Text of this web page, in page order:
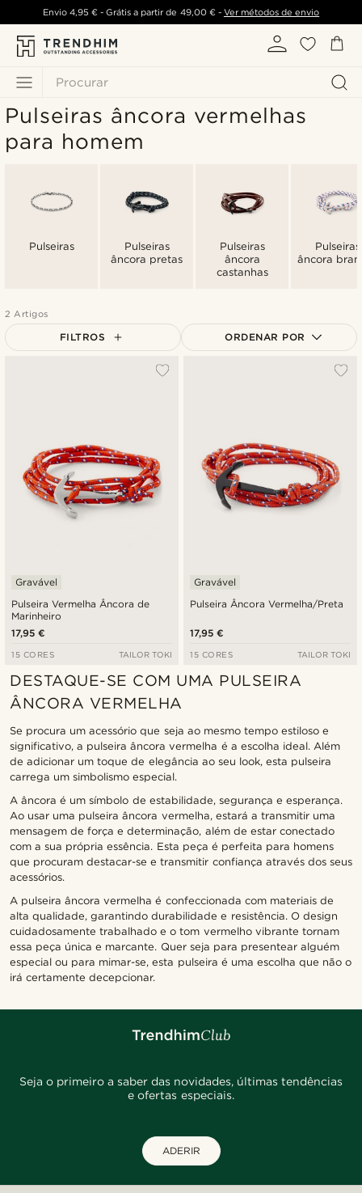
Procurar
Envio 4,95 €- Grátis a partir de 49,00 €- Ver métodos de envio
Pulseiras âncora vermelhas
para homem
Pulseiras
Pulseiras
âncora pretas
Pulseiras
âncora
castanhas
Pulseiras
âncora
2 Artigos
FILTROS ORDENAR POR
Pulseira Vermelha Âncora de
Marinheiro
Gravável
17,95 €
15 CORES TAILOR TOKI
Pulseira Âncora Vermelha/Preta
Gravável
17,95 €
15 CORES TAILOR TOKI
DESTAQUE-SE COM UMA PULSEIRA
ÂNCORA VERMELHA
Se procura um acessório que seja ao mesmo tempo estiloso e
significativo, a pulseira âncora vermelha é a escolha ideal. Além
de adicionar um toque de elegância ao seu look, esta pulseira
carrega um simbolismo especial.
A âncora é um símbolo de estabilidade, segurança e esperança.
Ao usar uma pulseira âncora vermelha, estará a transmitir uma
mensagem de força e determinação, além de estar conectado
com a sua própria essência. Esta peça é perfeita para homens
que procuram destacar-se e transmitir confiança através dos seus
acessórios.
A pulseira âncora vermelha é confeccionada com materiais de
alta qualidade, garantindo durabilidade e resistência. O design
cuidadosamente trabalhado e o tom vermelho vibrante tornam
essa peça única e marcante. Quer seja para presentear alguém
especial ou para mimar-se, esta pulseira é uma escolha que não o
irá certamente decepcionar.
Seja o primeiro a saber das novidades, últimas tendências
e ofertas especiais.
ADERIR